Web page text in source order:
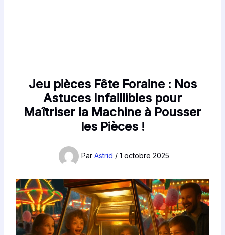
Jeu pièces Fête Foraine : Nos
Astuces Infaillibles pour
Maîtriser la Machine à Pousser
les Pièces !
Par Astrid / 1 octobre 2025